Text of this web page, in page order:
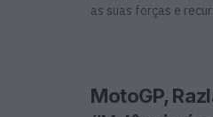
as suas forças e
MotoGP,